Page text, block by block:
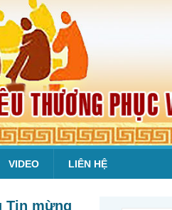
VIDEO LIÊN HỆ
Tin mừng